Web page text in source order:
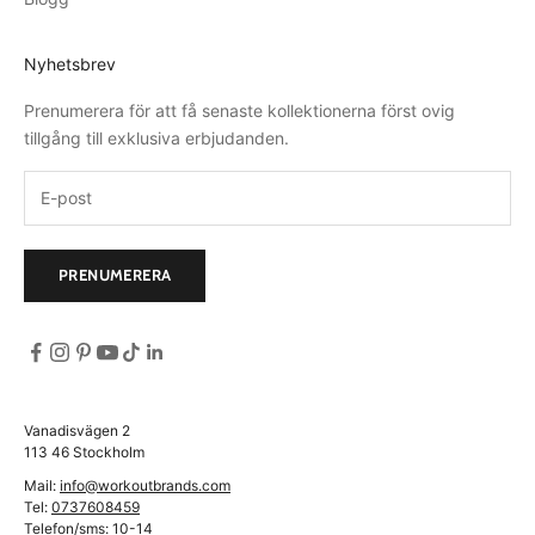
För att förlänga livslängden på din träningshoodie bör du följa
undvik höga temperaturer för att bevara materialets elasticitet
Titta igenom vårt sortiment av träningskläder och hitta den
Nyhetsbrev
Prenumerera för att få senaste kollektionerna först ovig
tillgång till exklusiva erbjudanden.
PRENUMERERA
Vanadisvägen 2
113 46 Stockholm
Mail: info@workoutbrands.com
Tel: 0737608459
Telefon/sms: 10-14